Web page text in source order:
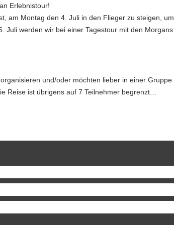
Erlebnistour!
am Montag den 4. Juli in den Flieger zu steigen,
werden wir bei einer Tagestour mit den
und/oder möchten lieber in einer
Reise ist übrigens auf 7 Teilnehmer begrenzt…